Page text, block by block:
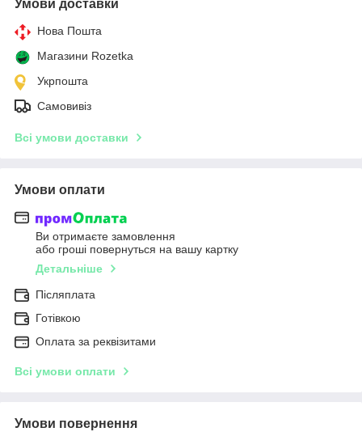
Умови доставки
Нова Пошта
Магазини Rozetka
Укрпошта
Самовивіз
Всі умови доставки
Умови оплати
Ви отримаєте замовлення
або гроші повернуться на вашу картку
Детальніше
Післяплата
Готівкою
Оплата за реквізитами
Всі умови оплати
Умови повернення